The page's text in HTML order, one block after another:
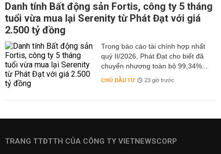
Danh tính Bất động sản Fortis, công ty 5 tháng
tuổi vừa mua lại Serenity từ Phát Đạt với giá
2.500 tỷ đồng
Trong báo cáo tài chính hợp nhất
quý II/2026, Phát Đạt cho biết đã
chuyển nhượng toàn bộ 99,34%...
CHỦ ĐẦU TƯ 23 giờ trước
TRANG TTĐTTH CỦA CÔNG TY VIETNEWSCORP